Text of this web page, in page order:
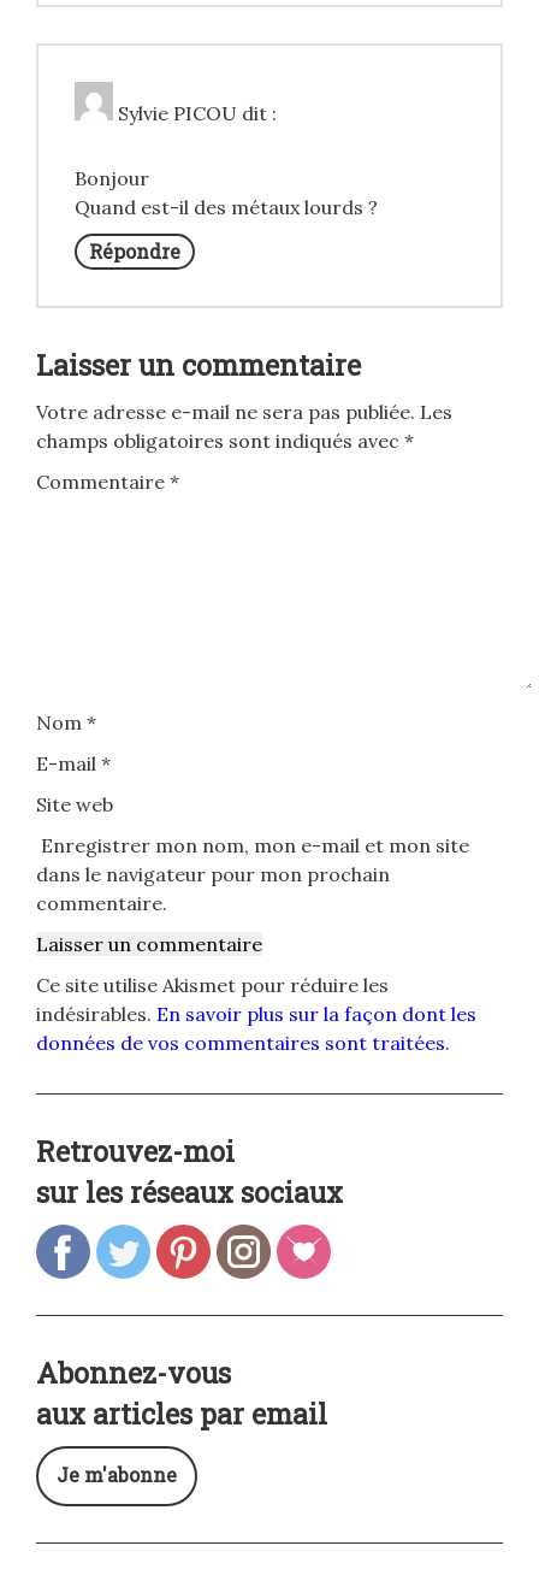
Sylvie PICOU dit :
Bonjour
Quand est-il des métaux lourds ?
Répondre
Laisser un commentaire
Votre adresse e-mail ne sera pas publiée. Les
champs obligatoires sont indiqués avec *
Commentaire *
Nom *
E-mail *
Site web
Enregistrer mon nom, mon e-mail et mon site
dans le navigateur pour mon prochain
commentaire.
Ce site utilise Akismet pour réduire les
indésirables. En savoir plus sur la façon dont les
données de vos commentaires sont traitées.
Retrouvez-moi
sur les réseaux sociaux
Abonnez-vous
aux articles par email
Je m'abonne